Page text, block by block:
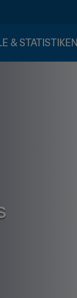
& STATISTIKEN